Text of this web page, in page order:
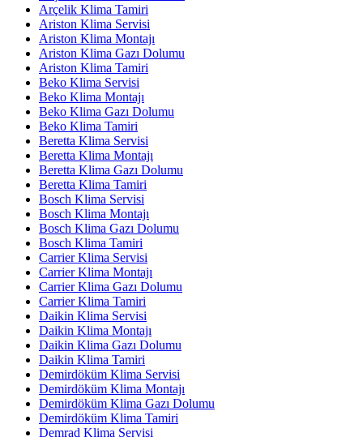
Arçelik Klima Tamiri
Ariston Klima Servisi
Ariston Klima Montajı
Ariston Klima Gazı Dolumu
Ariston Klima Tamiri
Beko Klima Servisi
Beko Klima Montajı
Beko Klima Gazı Dolumu
Beko Klima Tamiri
Beretta Klima Servisi
Beretta Klima Montajı
Beretta Klima Gazı Dolumu
Beretta Klima Tamiri
Bosch Klima Servisi
Bosch Klima Montajı
Bosch Klima Gazı Dolumu
Bosch Klima Tamiri
Carrier Klima Servisi
Carrier Klima Montajı
Carrier Klima Gazı Dolumu
Carrier Klima Tamiri
Daikin Klima Servisi
Daikin Klima Montajı
Daikin Klima Gazı Dolumu
Daikin Klima Tamiri
Demirdöküm Klima Servisi
Demirdöküm Klima Montajı
Demirdöküm Klima Gazı Dolumu
Demirdöküm Klima Tamiri
Demrad Klima Servisi